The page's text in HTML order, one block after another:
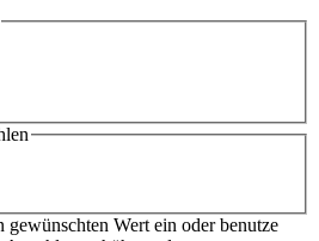
Wert ein oder benutze